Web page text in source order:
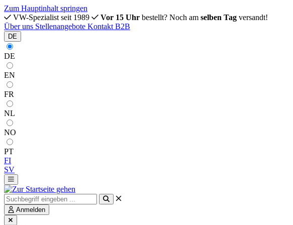
Zum Hauptinhalt springen
VW-Spezialist seit 1989
Vor 15 Uhr bestellt? Noch am selben Tag versandt!
Über uns Stellenangebote Kontakt B2B
DE
DE
EN
FR
NL
NO
PT
FI
SV
Anmelden